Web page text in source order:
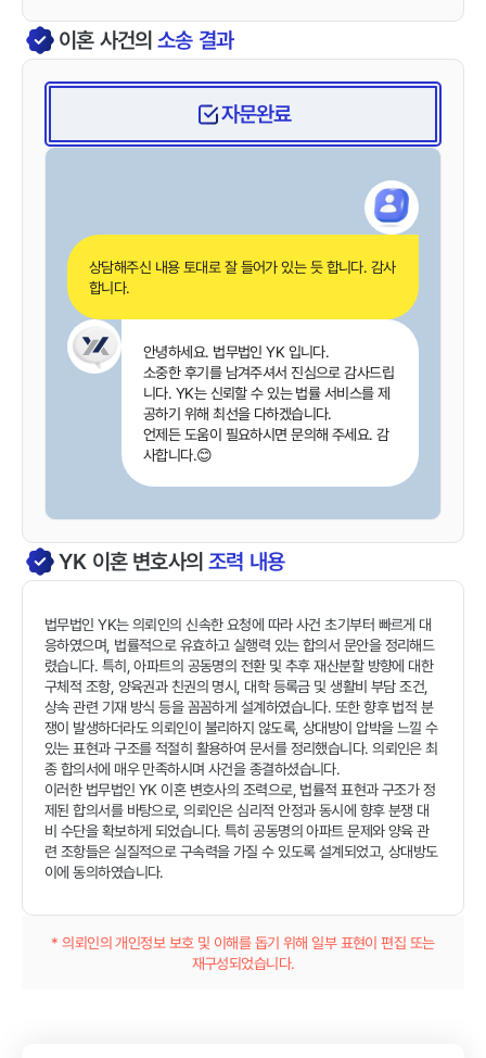
이혼사건의소송 결과
자문완료
상담해주신 내용 토대로 잘 들어가 있는 듯 합니다. 감사
합니다.
안녕하세요. 법무법인 YK 입니다.
소중한 후기를 남겨주셔서 진심으로 감사드립
니다. YK는 신뢰할 수 있는 법률 서비스를 제
공하기 위해 최선을 다하겠습니다.
언제든 도움이 필요하시면 문의해 주세요. 감
사합니다.😊
YK 이혼변호사의조력 내용
법무법인 YK는 의뢰인의 신속한 요청에 따라 사건 초기부터 빠르게 대
응하였으며, 법률적으로 유효하고 실행력 있는 합의서 문안을 정리해드
렸습니다. 특히, 아파트의 공동명의 전환 및 추후 재산분할 방향에 대한
구체적 조항, 양육권과 친권의 명시, 대학 등록금 및 생활비 부담 조건,
상속 관련 기재 방식 등을 꼼꼼하게 설계하였습니다. 또한 향후 법적 분
쟁이 발생하더라도 의뢰인이 불리하지 않도록, 상대방이 압박을 느낄 수
있는 표현과 구조를 적절히 활용하여 문서를 정리했습니다. 의뢰인은 최
종 합의서에 매우 만족하시며 사건을 종결하셨습니다.
이러한 법무법인 YK 이혼 변호사의 조력으로, 법률적 표현과 구조가 정
제된 합의서를 바탕으로, 의뢰인은 심리적 안정과 동시에 향후 분쟁 대
비 수단을 확보하게 되었습니다. 특히 공동명의 아파트 문제와 양육 관
련 조항들은 실질적으로 구속력을 가질 수 있도록 설계되었고, 상대방도
이에 동의하였습니다.
* 의뢰인의 개인정보 보호 및 이해를 돕기 위해 일부 표현이 편집 또는
재구성되었습니다.